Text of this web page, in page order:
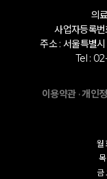
의
사업자등록
주소 : 서울특별
Tel :
이용약관·개인
월